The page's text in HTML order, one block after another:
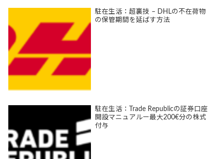
駐在生活：超裏技 – DHLの不在荷物
の保管期間を延ばす方法
駐在生活：Trade Republicの証券口座
開設マニュアルー最大200€分の株式
付与